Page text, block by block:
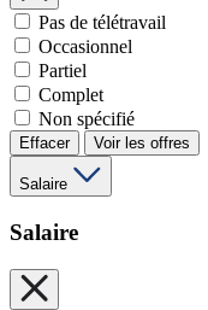
Pas de télétravail
Occasionnel
Partiel
Complet
Non spécifié
Effacer Voir les offres
Salaire
Salaire